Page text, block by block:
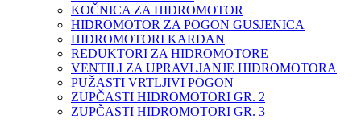
KOČNICA ZA HIDROMOTOR
HIDROMOTOR ZA POGON GUSJENICA
HIDROMOTORI KARDAN
REDUKTORI ZA HIDROMOTORE
VENTILI ZA UPRAVLJANJE HIDROMOTORA
PUŽASTI VRTLJIVI POGON
ZUPČASTI HIDROMOTORI GR. 2
ZUPČASTI HIDROMOTORI GR. 3